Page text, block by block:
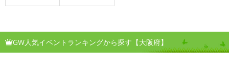
GW人気イベントランキングから探す【大阪府】